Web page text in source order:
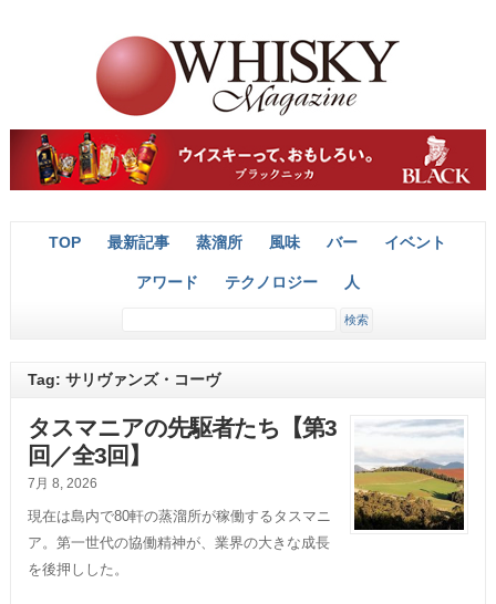
TOP 最新記事 蒸溜所 風味 バー イベント
アワード テクノロジー 人
Tag: サリヴァンズ・コーヴ
タスマニアの先駆者たち【第3
回／全3回】
7月 8, 2026
現在は島内で80軒の蒸溜所が稼働するタスマニ
ア。第一世代の協働精神が、業界の大きな成長
を後押しした。